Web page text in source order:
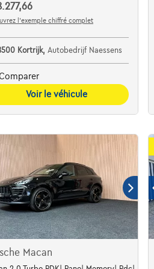
l’exemple chiffré complet
Kortrijk, Autobedrijf Naessens
Voir le véhicule
Macan